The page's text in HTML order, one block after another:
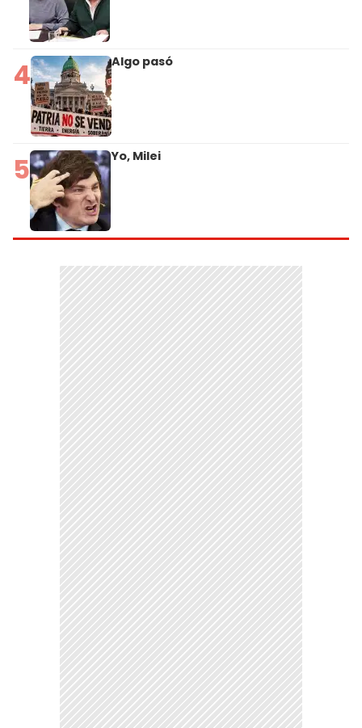
4 Algo pasó
5 Yo, Milei